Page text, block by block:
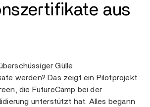
aus
Gülle
werden? Das zeigt ein Pilotprojekt
die FutureCamp bei der
unterstützt hat. Alles begann